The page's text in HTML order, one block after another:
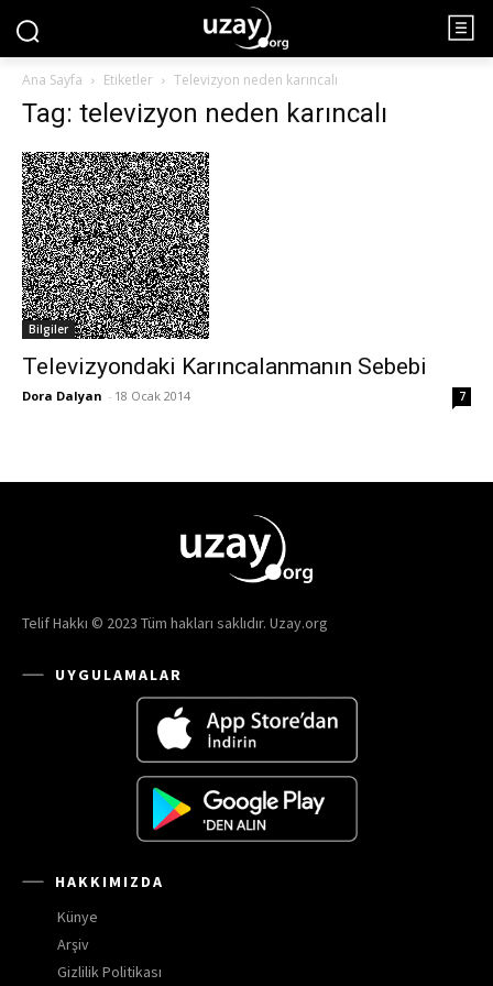
Ana Sayfa Etiketler Televizyon neden karıncalı
Tag: televizyon neden karıncalı
Bilgiler
Televizyondaki Karıncalanmanın Sebebi
Dora Dalyan - 18 Ocak 2014 7
Telif Hakkı © 2023 Tüm hakları saklıdır. Uzay.org
UYGULAMALAR
HAKKIMIZDA
Künye
Arşiv
Gizlilik Politikası